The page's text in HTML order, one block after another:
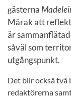
gästerna
Märakatt
är
såväl som
utgångspunkt.
Det blir också
redaktörerna